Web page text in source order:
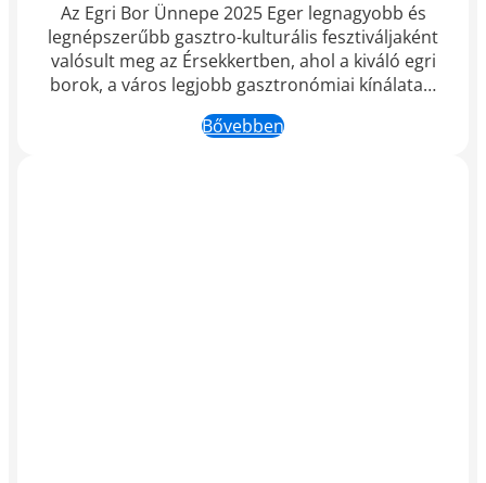
Az Egri Bor Ünnepe 2025 Eger legnagyobb és
legnépszerűbb gasztro-kulturális fesztiváljaként
valósult meg az Érsekkertben, ahol a kiváló egri
borok, a város legjobb gasztronómiai kínálata…
Bővebben